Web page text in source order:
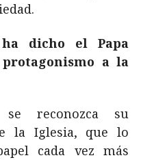
dicho el Papa
a la
reconozca su
la Iglesia, que lo
cada vez más